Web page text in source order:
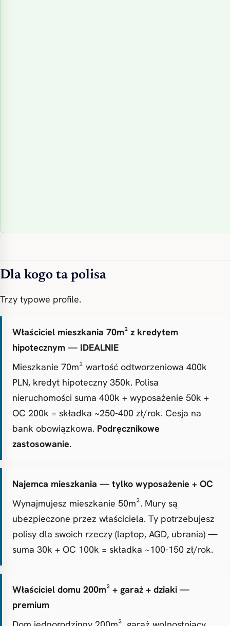
Dla kogo ta polisa
Trzy typowe profile.
Właściciel mieszkania 70m² z kredytem
hipotecznym — IDEALNIE
Mieszkanie 70m² wartość odtworzeniowa 400k
PLN, kredyt hipoteczny 350k. Polisa
nieruchomości suma 400k + wyposażenie 50k +
OC 200k = składka ~250-400 zł/rok. Cesja na
bank obowiązkowa. Podręcznikowe
zastosowanie.
Najemca mieszkania — tylko wyposażenie + OC
Wynajmujesz mieszkanie 50m². Mury są
ubezpieczone przez właściciela. Ty potrzebujesz
polisy dla swoich rzeczy (laptop, AGD, ubrania) —
suma 30k + OC 100k = składka ~100-150 zł/rok.
Właściciel domu 200m² + garaż + dziaki —
premium